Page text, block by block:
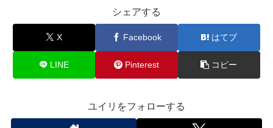
シェアする
X Facebook はてブ
LINE Pinterest コピー
ユイリをフォローする